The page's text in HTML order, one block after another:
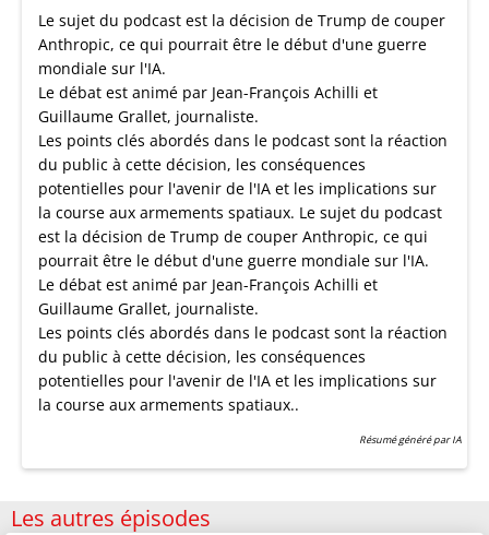
Le sujet du podcast est la décision de Trump de couper
Anthropic, ce qui pourrait être le début d'une guerre
mondiale sur l'IA.
Le débat est animé par Jean-François Achilli et
Guillaume Grallet, journaliste.
Les points clés abordés dans le podcast sont la réaction
du public à cette décision, les conséquences
potentielles pour l'avenir de l'IA et les implications sur
la course aux armements spatiaux. Le sujet du podcast
est la décision de Trump de couper Anthropic, ce qui
pourrait être le début d'une guerre mondiale sur l'IA.
Le débat est animé par Jean-François Achilli et
Guillaume Grallet, journaliste.
Les points clés abordés dans le podcast sont la réaction
du public à cette décision, les conséquences
potentielles pour l'avenir de l'IA et les implications sur
la course aux armements spatiaux..
Résumé généré par IA
Les autres épisodes